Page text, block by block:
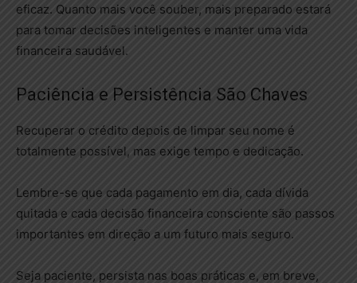
eficaz. Quanto mais você souber, mais preparado estará
para tomar decisões inteligentes e manter uma vida
financeira saudável.
Paciência e Persistência São Chaves
Recuperar o crédito depois de limpar seu nome é
totalmente possível, mas exige tempo e dedicação.
Lembre-se que cada pagamento em dia, cada dívida
quitada e cada decisão financeira consciente são passos
importantes em direção a um futuro mais seguro.
Seja paciente, persista nas boas práticas e, em breve,